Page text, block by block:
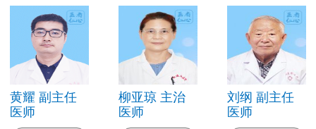
黄耀 副主任
医师
柳亚琼 主治
医师
刘纲 副主任
医师